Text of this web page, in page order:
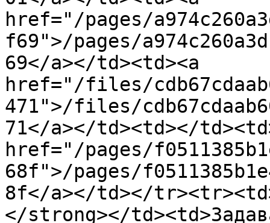
href="/pages/
f69">/pages/
69</a></td><td><a
href="/files/
471">/files/
71</a></td><td></
href="/pages/
68f">/pages/
8f</a></td></
</strong></